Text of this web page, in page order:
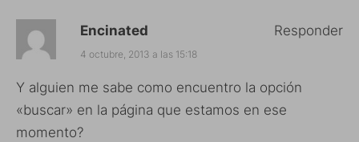
Encinated
4 octubre, 2013 a las 15:18
Y alguien me sabe como encuentro la opción
«buscar» en la página que estamos en ese
momento?
Responder